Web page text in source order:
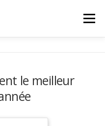
Menu
CONTACT
le meilleur